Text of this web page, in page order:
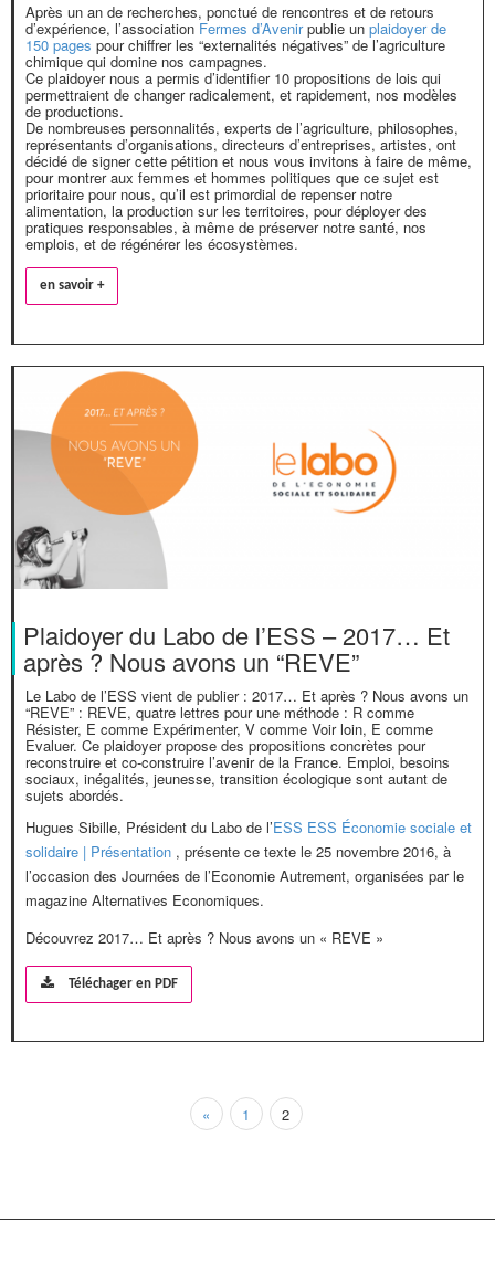
Après un an de recherches, ponctué de rencontres et de retours
d’expérience, l’association Fermes d’Avenirpublie un plaidoyer de
150 pages pour chiffrer les “externalités négatives” de l’agriculture
chimique qui domine nos campagnes.
Ce plaidoyer nous a permis d’identifier 10 propositions de lois qui
permettraient de changer radicalement, et rapidement, nos modèles
de productions.
De nombreuses personnalités, experts de l’agriculture, philosophes,
représentants d’organisations, directeurs d’entreprises, artistes, ont
décidé de signer cette pétition et nous vous invitons à faire de même,
pour montrer aux femmes et hommes politiques que ce sujet est
prioritaire pour nous, qu’il est primordial de repenser notre
alimentation, la production sur les territoires, pour déployer des
pratiques responsables, à même de préserver notre santé, nos
emplois, et de régénérer les écosystèmes.
en savoir +
Plaidoyer du Labo de l’ESS – 2017… Et
après ? Nous avons un “REVE”
Le Labo de l’ESS vient de publier : 2017… Et après ? Nous avons un
“REVE” : REVE, quatre lettres pour une méthode : R comme
Résister, E comme Expérimenter, V comme Voir loin, E comme
Evaluer. Ce plaidoyer propose des propositions concrètes pour
reconstruire et co-construire l’avenir de la France. Emploi, besoins
sociaux, inégalités, jeunesse, transition écologique sont autant de
sujets abordés.
Hugues Sibille, Président du Labo de l’ESS ESS Économie sociale et
solidaire | Présentation , présente ce texte le 25 novembre 2016, à
l’occasion des Journées de l’Economie Autrement, organisées par le
magazine Alternatives Economiques.
Découvrez 2017… Et après ? Nous avons un « REVE »
Téléchager en PDF
« 1 2